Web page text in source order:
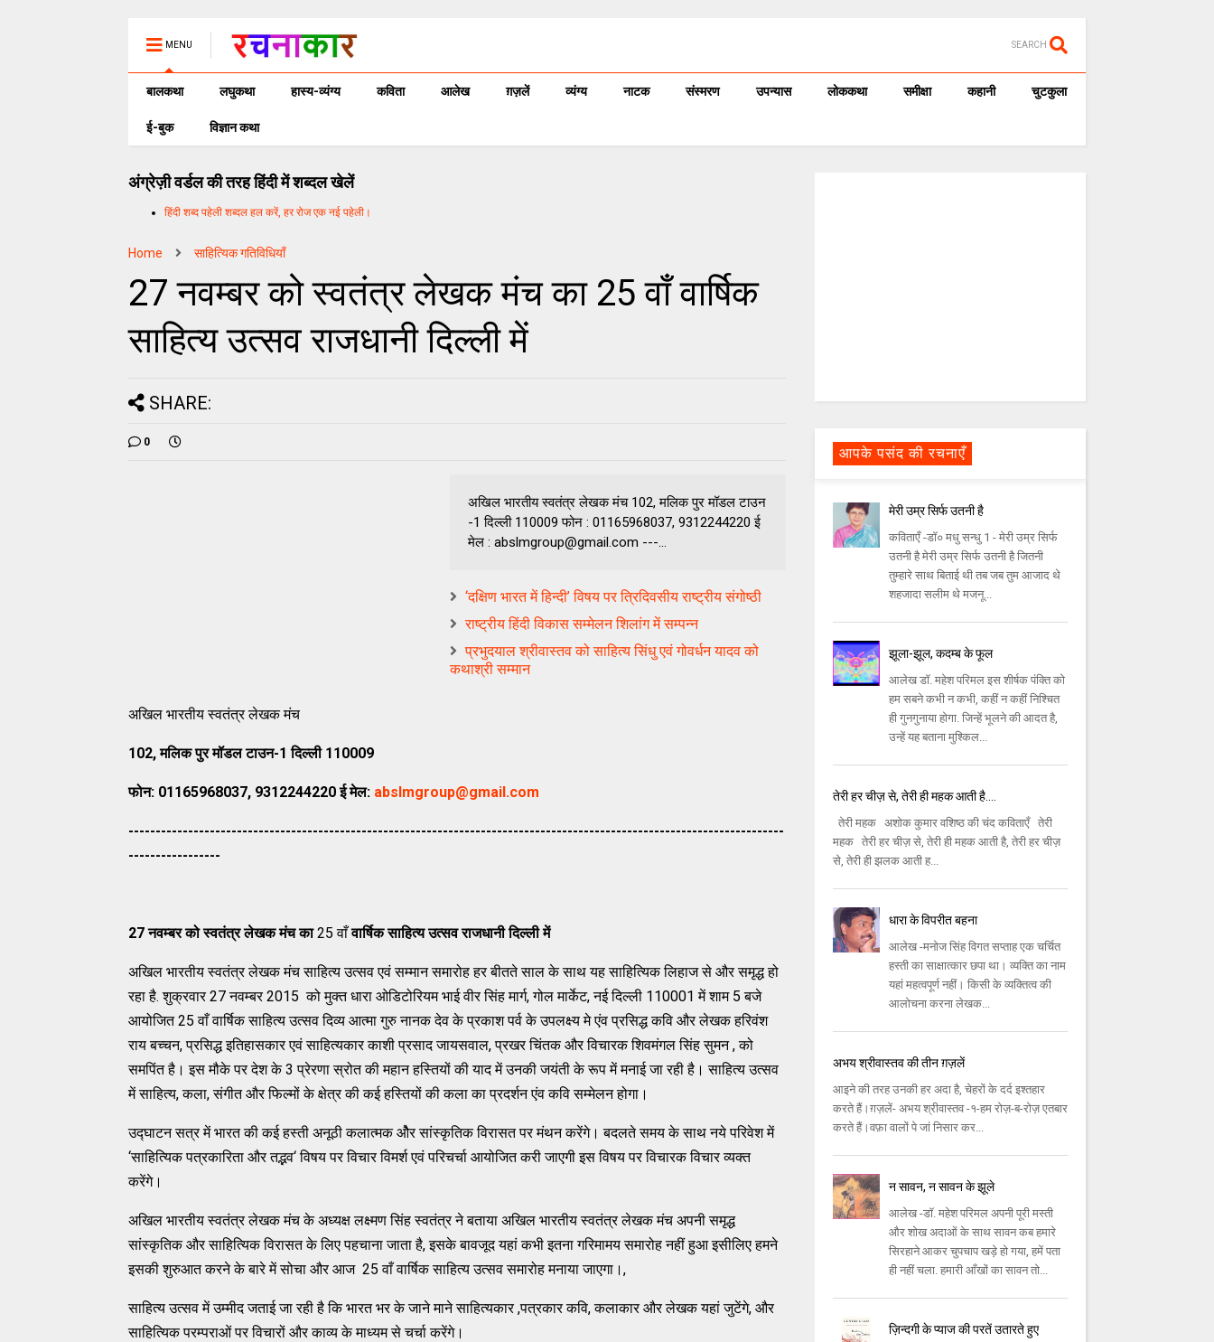
MENU SEARCH
बालकथा लघुकथा हास्य-व्यंग्य कविता आलेख ग़ज़लें व्यंग्य नाटक संस्मरण उपन्यास लोककथा समीक्षा कहानी चुटकुला
ई-बुक विज्ञान कथा
अंग्रेज़ी वर्डल की तरह हिंदी में शब्दल खेलें
हिंदी शब्द पहेली शब्दल हल करें, हर रोज एक नई पहेली।
Home साहित्यिक गतिविधियाँ
27 नवम्बर को स्वतंत्र लेखक मंच का 25 वाँ वार्षिक
साहित्य उत्सव राजधानी दिल्ली में
SHARE:
0
अखिल भारतीय स्वतंत्र लेखक मंच 102, मलिक पुर मॉडल टाउन
-1 दिल्ली 110009 फोन : 01165968037, 9312244220 ई
मेल : abslmgroup@gmail.com ---...
‘दक्षिण भारत में हिन्दी’ विषय पर त्रिदिवसीय राष्ट्रीय संगोष्ठी
राष्ट्रीय हिंदी विकास सम्मेलन शिलांग में सम्पन्न
प्रभुदयाल श्रीवास्तव को साहित्य सिंधु एवं गोवर्धन यादव को
कथाश्री सम्मान‌
अखिल भारतीय स्वतंत्र लेखक मंच
102,मलिक पुर मॉडल टाउन-1दिल्ली110009
फोन: 01165968037, 9312244220ई मेल: abslmgroup@gmail.com
-------------------------------------------------------------------------------------------------------------------------
-----------------
27नवम्बर को स्वतंत्र लेखक मंच का25 वाँ वार्षिक साहित्य उत्सव राजधानी दिल्ली में
अखिल भारतीय स्वतंत्र लेखक मंच साहित्य उत्सव एवं सम्मान समारोह हर बीतते साल के साथ यह साहित्यिक लिहाज से और समृद्ध हो
रहा है. शुक्रवार 27 नवम्बर 2015 को मुक्त धारा ओडिटोरियम भाई वीर सिंह मार्ग, गोल मार्केट, नई दिल्ली 110001 में शाम 5 बजे
आयोजित 25 वाँ वार्षिक साहित्य उत्सव दिव्य आत्मा गुरु नानक देव के प्रकाश पर्व के उपलक्ष्य मे एंव प्रसिद्ध कवि और लेखक हरिवंश
राय बच्चन, प्रसिद्ध इतिहासकार एवं साहित्यकार काशी प्रसाद जायसवाल, प्रखर चिंतक और विचारक शिवमंगल सिंह सुमन , को
समपिंत है। इस मौके पर देश के 3 प्रेरणा स्रोत की महान हस्तियों की याद में उनकी जयंती के रूप में मनाई जा रही है। साहित्य उत्सव
में साहित्य, कला, संगीत और फिल्मों के क्षेत्र की कई हस्तियों की कला का प्रदर्शन एंव कवि सम्मेलन होगा।
उद्घाटन सत्र में भारत की कई हस्ती अनूठी कलात्मक औेर सांस्कृतिक विरासत पर मंथन करेंगे। बदलते समय के साथ नये परिवेश में
‘साहित्यिक पत्रकारिता और तद्भव‘ विषय पर विचार विमर्श एवं परिचर्चा आयोजित करी जाएगी इस विषय पर विचारक विचार व्यक्त
करेंगे।
अखिल भारतीय स्वतंत्र लेखक मंच के अध्यक्ष लक्ष्मण सिंह स्वतंत्र ने बताया अखिल भारतीय स्वतंत्र लेखक मंच अपनी समृद्ध
सांस्कृतिक और साहित्यिक विरासत के लिए पहचाना जाता है, इसके बावजूद यहां कभी इतना गरिमामय समारोह नहीं हुआ इसीलिए हमने
इसकी शुरुआत करने के बारे में सोचा और आज 25 वाँ वार्षिक साहित्य उत्सव समारोह मनाया जाएगा।,
साहित्य उत्सव में उम्मीद जताई जा रही है कि भारत भर के जाने माने साहित्यकार ,पत्रकार कवि, कलाकार और लेखक यहां जुटेंगे, और
साहित्यिक परम्पराओं पर विचारों और काव्य के माध्यम से चर्चा करेंगे।
आपके पसंद की रचनाएँ
मेरी उम्र सिर्फ उतनी है
कविताएँ -डॉ० मधु सन्धु 1 - मेरी उम्र सिर्फ
उतनी है मेरी उम्र सिर्फ उतनी है जितनी
तुम्हारे साथ बिताई थी तब जब तुम आजाद थे
शहजादा सलीम थे मजनू...
झूला-झूल, कदम्ब के फूल
आलेख डॉ. महेश परिमल इस शीर्षक पंक्ति को
हम सबने कभी न कभी, कहीं न कहीं निश्चित
ही गुनगुनाया होगा. जिन्हें भूलने की आदत है,
उन्हें यह बताना मुश्किल...
तेरी हर चीज़ से, तेरी ही महक आती है....
तेरी महक अशोक कुमार वशिष्ठ की चंद कविताएँ तेरी
महक तेरी हर चीज़ से, तेरी ही महक आती है, तेरी हर चीज़
से, तेरी ही झलक आती ह...
धारा के विपरीत बहना
आलेख -मनोज सिंह विगत सप्ताह एक चर्चित
हस्ती का साक्षात्कार छपा था। व्यक्ति का नाम
यहां महत्वपूर्ण नहीं। किसी के व्यक्तित्व की
आलोचना करना लेखक...
अभय श्रीवास्तव की तीन ग़ज़लें
आइने की तरह उनकी हर अदा है, चेहरों के दर्द इश्तहार
करते हैं।ग़ज़लें- अभय श्रीवास्तव -१-हम रोज़-ब-रोज़ एतबार
करते हैं।वफ़ा वालों पे जां निसार कर...
न सावन, न सावन के झूले
आलेख -डॉ. महेश परिमल अपनी पूरी मस्ती
और शोख अदाओं के साथ सावन कब हमारे
सिरहाने आकर चुपचाप खड़े हो गया, हमें पता
ही नहीं चला. हमारी आँखों का सावन तो...
ज़िन्दगी के प्याज की परतें उतारते हुए